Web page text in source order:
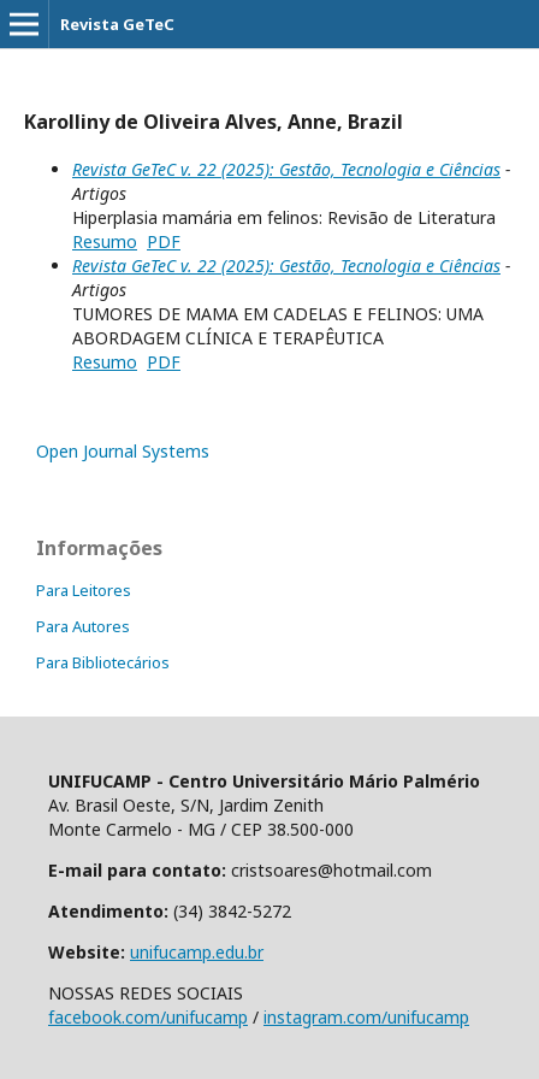
Revista GeTeC
Karolliny de Oliveira Alves, Anne, Brazil
Revista GeTeC v. 22 (2025): Gestão, Tecnologia e Ciências -
Artigos
Hiperplasia mamária em felinos: Revisão de Literatura
Resumo PDF
Revista GeTeC v. 22 (2025): Gestão, Tecnologia e Ciências -
Artigos
TUMORES DE MAMA EM CADELAS E FELINOS: UMA
ABORDAGEM CLÍNICA E TERAPÊUTICA
Resumo PDF
Open Journal Systems
Informações
Para Leitores
Para Autores
Para Bibliotecários
UNIFUCAMP - Centro Universitário Mário Palmério
Av. Brasil Oeste, S/N, Jardim Zenith
Monte Carmelo - MG / CEP 38.500-000
E-mail para contato: cristsoares@hotmail.com
Atendimento: (34) 3842-5272
Website: unifucamp.edu.br
NOSSAS REDES SOCIAIS
facebook.com/unifucamp / instagram.com/unifucamp